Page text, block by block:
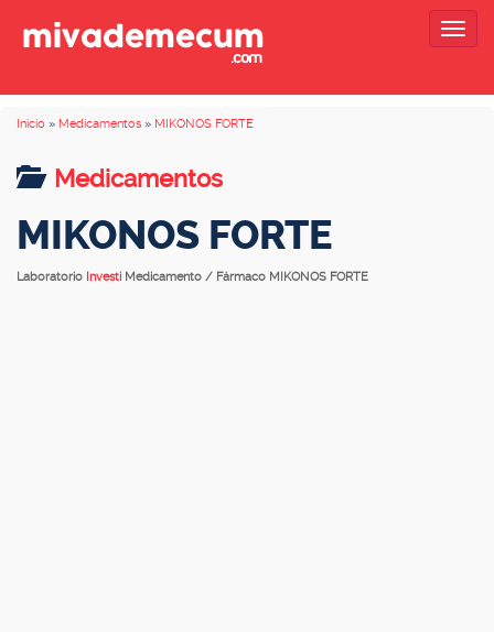
Inicio » Medicamentos » MIKONOS FORTE
Medicamentos
MIKONOS FORTE
Laboratorio Investi Medicamento / Fármaco MIKONOS FORTE